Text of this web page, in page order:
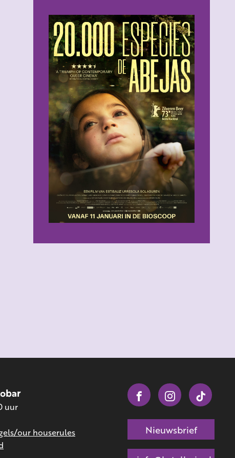
uur
our houserules
Nieuwsbrief